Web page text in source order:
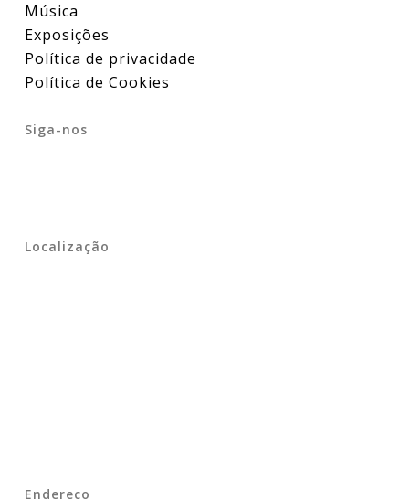
Música
Exposições
Política de privacidade
Política de Cookies
Siga-nos
Localização
Endereço